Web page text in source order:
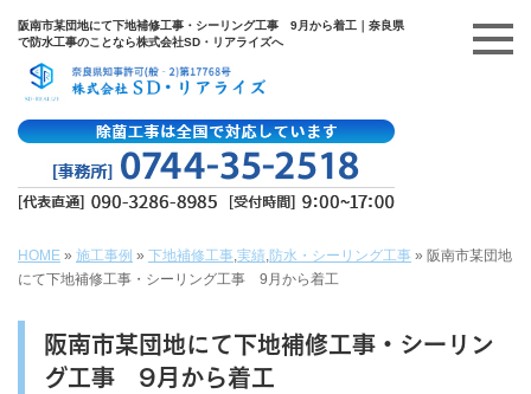
阪南市某団地にて下地補修工事・シーリング工事 9月から着工｜奈良県
で防水工事のことなら株式会社SD・リアライズへ
HOME » 施工事例 » 下地補修工事,実績,防水・シーリング工事 » 阪南市某団地
にて下地補修工事・シーリング工事 9月から着工
阪南市某団地にて下地補修工事・シーリン
グ工事 9月から着工